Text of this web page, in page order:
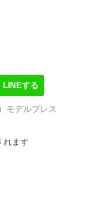
LINEする
モデルプレス
れます